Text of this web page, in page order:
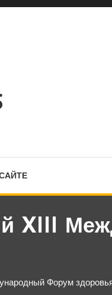
XIII
Форум